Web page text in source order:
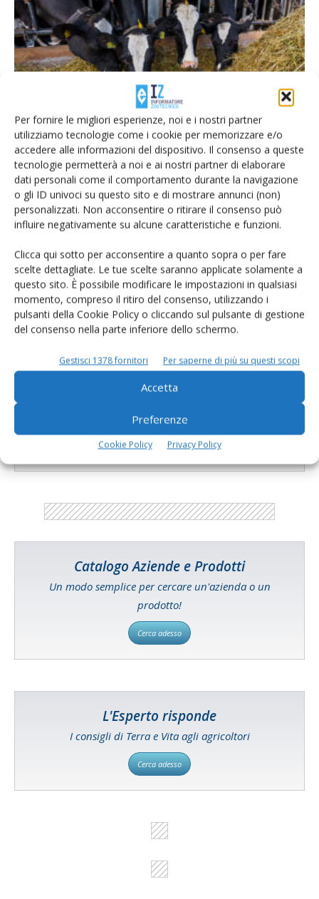
Per fornire le migliori esperienze, noi e i nostri partner
utilizziamo tecnologie come i cookie per memorizzare e/o
accedere alle informazioni del dispositivo. Il consenso a queste
tecnologie permetterà a noi e ai nostri partner di elaborare
dati personali come il comportamento durante la navigazione
o gli ID univoci su questo sito e di mostrare annunci (non)
personalizzati. Non acconsentire o ritirare il consenso può
influire negativamente su alcune caratteristiche e funzioni.
Clicca qui sotto per acconsentire a quanto sopra o per fare
scelte dettagliate. Le tue scelte saranno applicate solamente a
questo sito. È possibile modificare le impostazioni in qualsiasi
momento, compreso il ritiro del consenso, utilizzando i
pulsanti della Cookie Policy o cliccando sul pulsante di gestione
del consenso nella parte inferiore dello schermo.
Gestisci 1378 fornitori Per saperne di più su questi scopi
Accetta
Preferenze
Cookie Policy Privacy Policy
Convegno micotossine, Piacenza 29
gennaio 2016 / LE RELAZIONI
DiGiorgio Setti 1 Febbraio 2016
Micotossine – Il rischio quest’anno c’è,
ecco come prevenirlo
Di Orlando Fortunato in collaborazione con Alltech Italy - 31 Luglio 2015
Catalogo Aziende e Prodotti
Un modo semplice per cercare un'azienda o un
prodotto!
Cerca adesso
L'Esperto risponde
I consigli di Terra e Vita agli agricoltori
Cerca adesso